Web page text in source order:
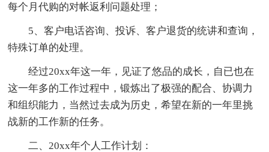
每个月代购的对帐返利问题处理；
5、客户电话咨询、投诉、客户退货的统讲和查询，
特殊订单的处理。
经过20xx年这一年，见证了悠品的成长，自已也在
这一年多的工作过程中，锻炼出了极强的配合、协调力
和组织能力，当然过去成为历史，希望在新的一年里挑
战新的工作新的任务。
二、20xx年个人工作计划：